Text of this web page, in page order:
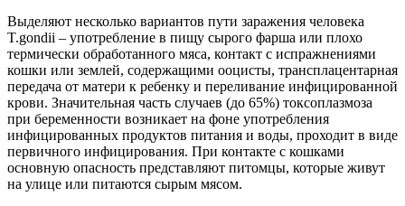
Выделяют несколько вариантов пути заражения человека
T.gondii – употребление в пищу сырого фарша или плохо
термически обработанного мяса, контакт с испражнениями
кошки или землей, содержащими ооцисты, трансплацентарная
передача от матери к ребенку и переливание инфицированной
крови. Значительная часть случаев (до 65%) токсоплазмоза
при беременности возникает на фоне употребления
инфицированных продуктов питания и воды, проходит в виде
первичного инфицирования. При контакте с кошками
основную опасность представляют питомцы, которые живут
на улице или питаются сырым мясом.